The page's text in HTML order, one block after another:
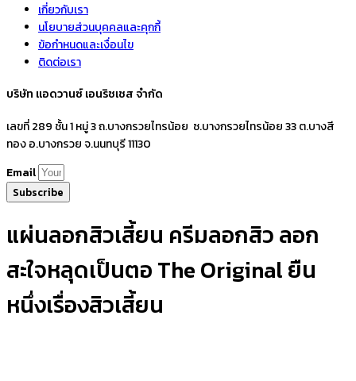
เกี่ยวกับเรา
นโยบายส่วนบุคคลและคุกกี้
ข้อกำหนดและเงื่อนไข
ติดต่อเรา
บริษัท แอดวานซ์ เอนริชเชส จำกัด
เลขที่ 289 ชั้น 1 หมู่ 3 ถ.บางกรวยไทรน้อย ซ.บางกรวยไทรน้อย 33 ต.บางสี
ทอง อ.บางกรวย จ.นนทบุรี 11130
Email
Subscribe
แผ่นลอกสิวเสี้ยน ครีมลอกสิว ลอก
สะใจหลุดเป็นตอ The Original ยืน
หนึ่งเรื่องสิวเสี้ยน